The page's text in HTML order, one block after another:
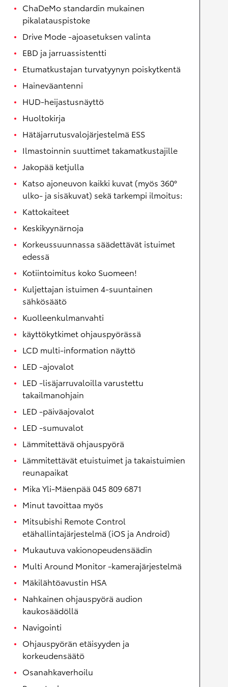
ChaDeMo standardin mukainen
pikalatauspistoke
Drive Mode -ajoasetuksen valinta
EBD ja jarruassistentti
Etumatkustajan turvatyynyn poiskytkentä
Haineväantenni
HUD-heijastusnäyttö
Huoltokirja
Hätäjarrutusvalojärjestelmä ESS
Ilmastoinnin suuttimet takamatkustajille
Jakopää ketjulla
Katso ajoneuvon kaikki kuvat (myös 360°
ulko- ja sisäkuvat) sekä tarkempi ilmoitus:
Kattokaiteet
Keskikyynärnoja
Korkeussuunnassa säädettävät istuimet
edessä
Kotiintoimitus koko Suomeen!
Kuljettajan istuimen 4-suuntainen
sähkösäätö
Kuolleenkulmanvahti
käyttökytkimet ohjauspyörässä
LCD multi-information näyttö
LED -ajovalot
LED -lisäjarruvaloilla varustettu
takailmanohjain
LED -päiväajovalot
LED -sumuvalot
Lämmitettävä ohjauspyörä
Lämmitettävät etuistuimet ja takaistuimien
reunapaikat
Mika Yli-Mäenpää 045 809 6871
Minut tavoittaa myös
Mitsubishi Remote Control
etähallintajärjestelmä (iOS ja Android)
Mukautuva vakionopeudensäädin
Multi Around Monitor -kamerajärjestelmä
Mäkilähtöavustin HSA
Nahkainen ohjauspyörä audion
kaukosäädöllä
Navigointi
Ohjauspyörän etäisyyden ja
korkeudensäätö
Osanahkaverhoilu